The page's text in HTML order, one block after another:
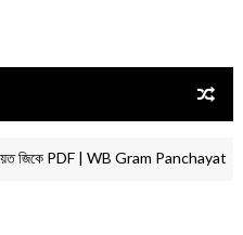
জিকে PDF | WB Gram Panchayat GK